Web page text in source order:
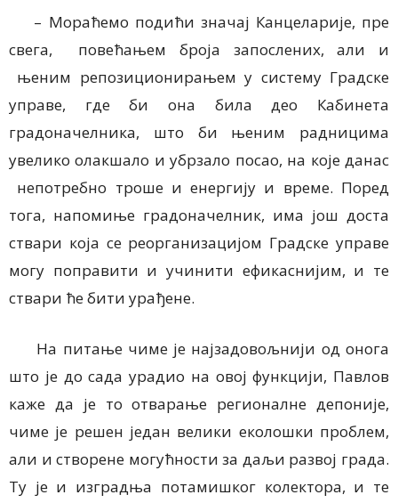
– Мораћемо подићи значај Канцеларије, пре
свега, повећањем броја запослених, али и
њеним репозиционирањем у систему Градске
управе, где би она била део Кабинета
градоначелника, што би њеним радницима
увелико олакшало и убрзало посао, на које данас
непотребно троше и енергију и време. Поред
тога, напомиње градоначелник, има још доста
ствари која се реорганизацијом Градске управе
могу поправити и учинити ефикаснијим, и те
ствари ће бити урађене.
На питање чиме је најзадовољнији од онога
што је до сада урадио на овој функцији, Павлов
каже да је то отварање регионалне депоније,
чиме је решен један велики еколошки проблем,
али и створене могућности за даљи развој града.
Ту је и изградња потамишког колектора, и те